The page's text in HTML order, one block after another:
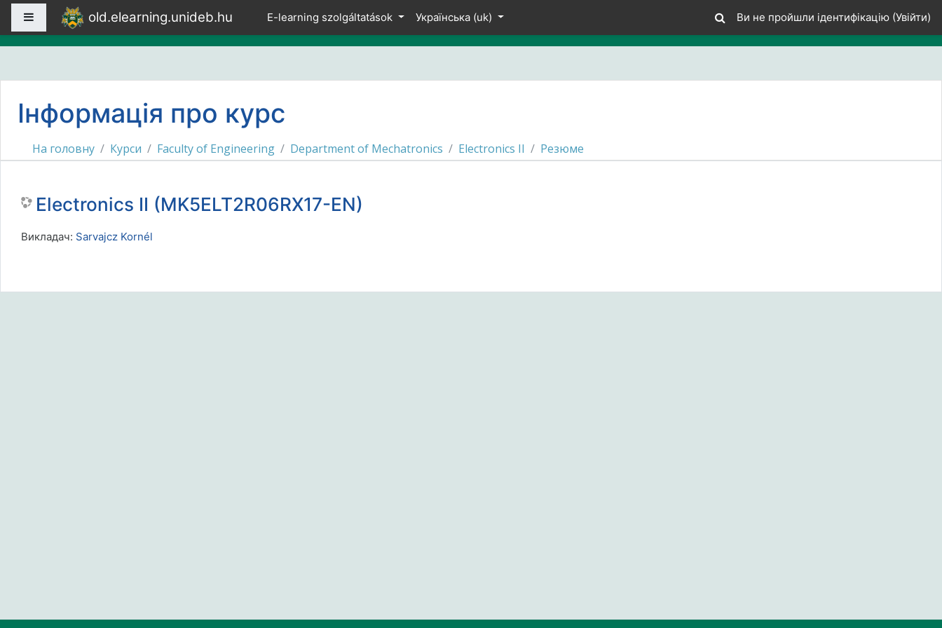
Перейти до головного вмісту
Бокова панельold.elearning.unideb.hu E-learning szolgáltatások Українська ‎(uk)‎ Ви не пройшли ідентифікацію (Увійти)
Інформація про курс
На головну Курси Faculty of Engineering Department of Mechatronics Electronics II Резюме
Electronics II (MK5ELT2R06RX17-EN)
Викладач: Sarvajcz Kornél